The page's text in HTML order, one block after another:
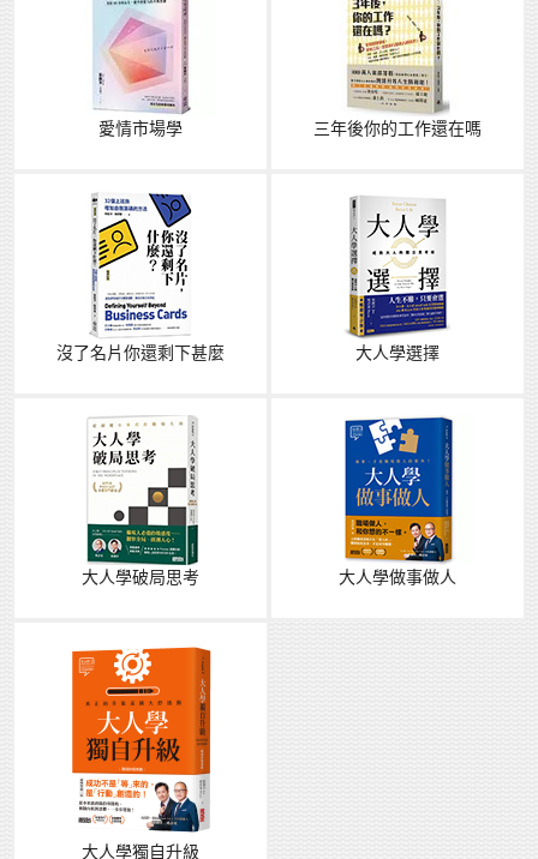
愛情市場學 三年後你的工作還在嗎
沒了名片你還剩下甚麼 大人學選擇
大人學破局思考 大人學做事做人
大人學獨自升級